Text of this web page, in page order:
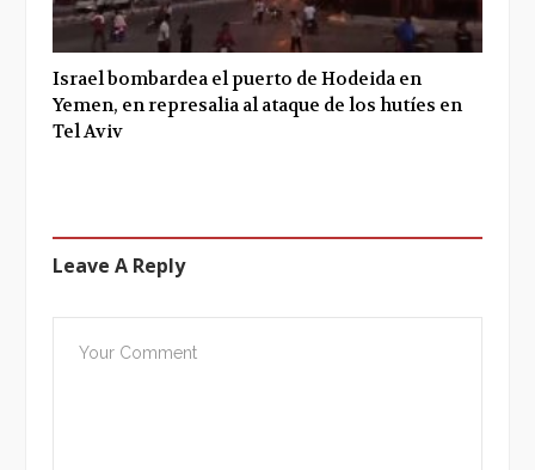
Israel bombardea el puerto de Hodeida en
Yemen, en represalia al ataque de los hutíes en
Tel Aviv
Leave A Reply